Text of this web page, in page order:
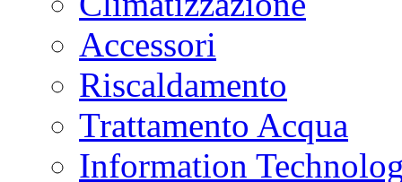
Accessori
Riscaldamento
Trattamento Acqua
Information